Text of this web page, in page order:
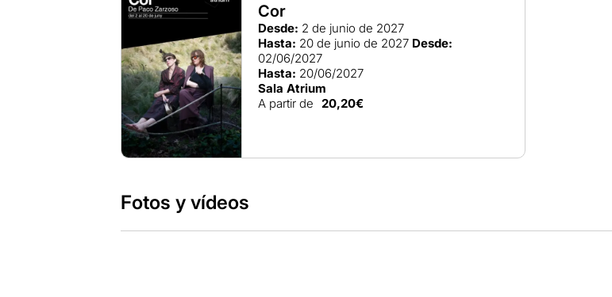
Cor
Desde: 2 de junio de 2027
Hasta: 20 de junio de 2027 Desde:
02/06/2027
Hasta: 20/06/2027
Sala Atrium
A partir de
20,20€
Fotos y vídeos